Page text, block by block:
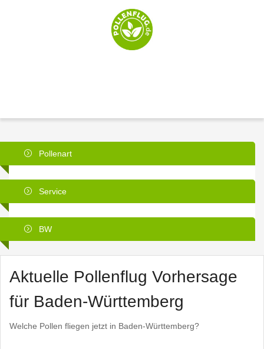
Pollenart
Service
BW
Aktuelle Pollenflug Vorhersage
für Baden-Württemberg
Welche Pollen fliegen jetzt in Baden-Württemberg?